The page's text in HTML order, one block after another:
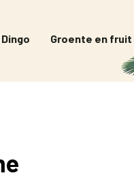
Groente en fruit